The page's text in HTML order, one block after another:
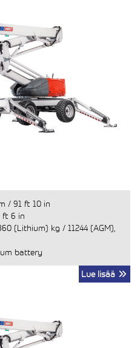
/ 91 ft 10 in
ft 6 in
(Lithium) kg / 11244 (AGM),
battery
Lue lisää